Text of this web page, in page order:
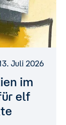
Juli 2026
im
elf